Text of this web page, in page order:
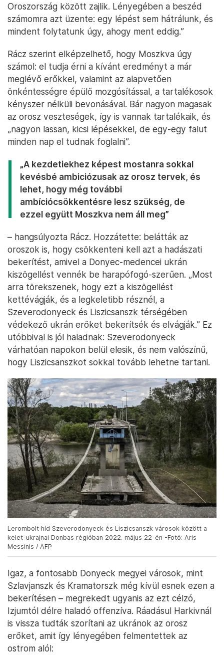
Oroszország között zajlik. Lényegében a beszéd
számomra azt üzente: egy lépést sem hátrálunk, és
mindent folytatunk úgy, ahogy ment eddig.”
Rácz szerint elképzelhető, hogy Moszkva úgy
számol: el tudja érni a kívánt eredményt a már
meglévő erőkkel, valamint az alapvetően
önkéntességre épülő mozgósítással, a tartalékosok
kényszer nélküli bevonásával. Bár nagyon magasak
az orosz veszteségek, így is vannak tartalékaik, és
„nagyon lassan, kicsi lépésekkel, de egy-egy falut
minden nap el tudnak foglalni”.
„A kezdetiekhez képest mostanra sokkal
kevésbé ambiciózusak az orosz tervek, és
lehet, hogy még további
ambíciócsökkentésre lesz szükség, de
ezzel együtt Moszkva nem áll meg”
– hangsúlyozta Rácz. Hozzátette: belátták az
oroszok is, hogy csökkenteni kell azt a hadászati
bekerítést, amivel a Donyec-medencei ukrán
kiszögellést vennék be harapófogó-szerűen. „Most
arra törekszenek, hogy ezt a kiszögellést
kettévágják, és a legkeletibb résznél, a
Szeverodonyeck és Liszicsanszk térségében
védekező ukrán erőket bekerítsék és elvágják.” Ez
utóbbival is jól haladnak: Szeverodonyeck
várhatóan napokon belül elesik, és nem valószínű,
hogy Liszicsanszkot sokkal tovább lehetne tartani.
Lerombolt híd Szeverodonyeck és Liszicsanszk városok között a
kelet-ukrajnai Donbas régióban 2022. május 22-én -Fotó: Aris
Messinis / AFP
Igaz, a fontosabb Donyeck megyei városok, mint
Szlavjanszk és Kramatorszk még kívül esnek ezen a
bekerítésen – megrekedt ugyanis az ezt célzó,
Izjumtól délre haladó offenzíva. Ráadásul Harkivnál
is vissza tudták szorítani az ukránok az orosz
erőket, amit így lényegében felmentettek az
ostrom alól: